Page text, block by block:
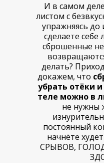
И в самом
листом с
упражняясь
сделаете
сброшенные
делать?
докажем, что
убрать отёки
теле можно в
не нужны
постоянный
начнёте
СРЫВОВ,